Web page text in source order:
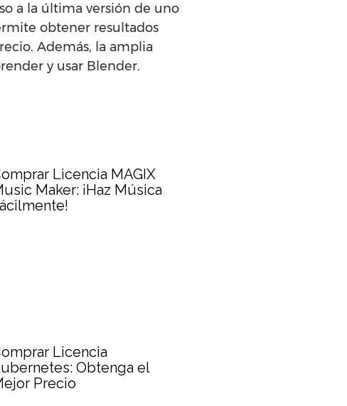
a la última versión de uno
obtener resultados
Además, la amplia
y usar Blender.
Licencia MAGIX
Maker: ¡Haz Música
Licencia
Obtenga el
Precio